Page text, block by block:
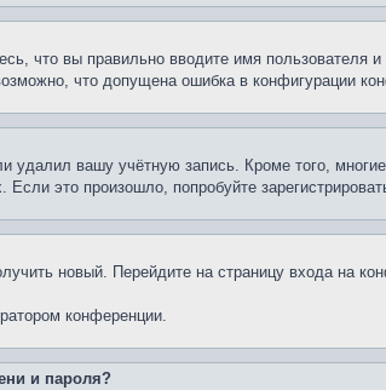
что вы правильно вводите имя
что допущена ошибка в конфигурации
удалил вашу учётную запись. Кроме того,
это произошло, попробуйте
новый. Перейдите на страницу входа на
конференции.
и пароля?